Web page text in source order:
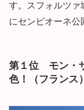
す。スフォルツァ
にセンピオーネ公
第１位 モン・
色！（フランス）